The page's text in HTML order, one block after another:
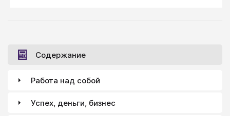
Содержание
Работа над собой
Успех, деньги, бизнес